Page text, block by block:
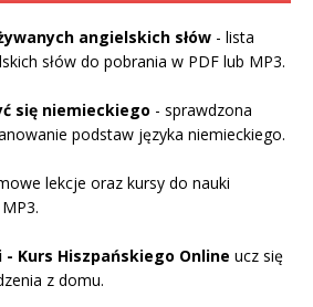
angielskich słów - lista
słów do pobrania w PDF lub MP3.
się niemieckiego - sprawdzona
podstaw języka niemieckiego.
lekcje oraz kursy do nauki
Kurs Hiszpańskiego Online ucz się
z domu.